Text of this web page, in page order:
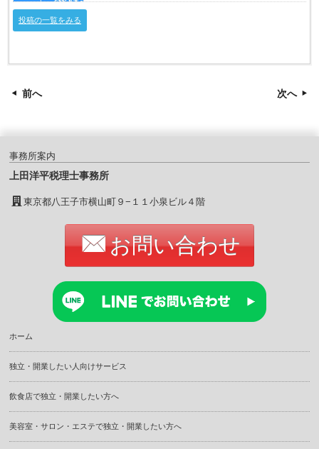
投稿の一覧をみる
前へ 次へ
事務所案内
上田洋平税理士事務所
東京都八王子市横山町９−１１小泉ビル４階
お問い合わせ
ホーム
独立・開業したい人向けサービス
飲食店で独立・開業したい方へ
美容室・サロン・エステで独立・開業したい方へ